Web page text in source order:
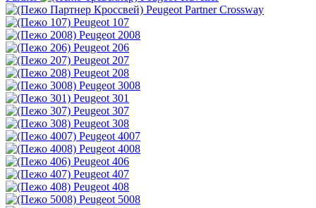
Peugeot Partner Crossway
Peugeot 107
Peugeot 2008
Peugeot 206
Peugeot 207
Peugeot 208
Peugeot 3008
Peugeot 301
Peugeot 307
Peugeot 308
Peugeot 4007
Peugeot 4008
Peugeot 406
Peugeot 407
Peugeot 408
Peugeot 5008